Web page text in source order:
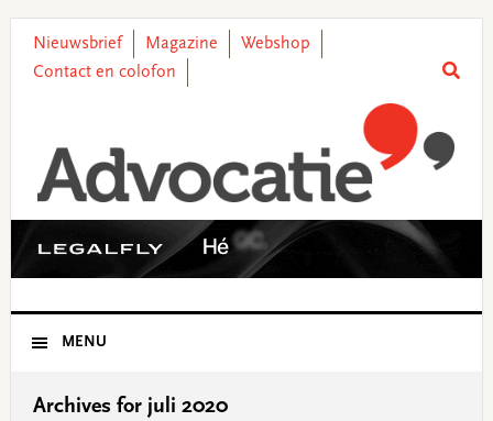
primary
main
primary
footer
Nieuwsbrief Magazine
Webshop
Contact en colofon
MENU
Archives for juli 2020